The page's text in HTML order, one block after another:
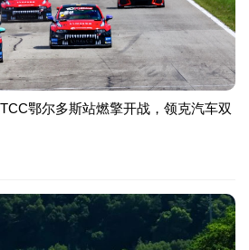
鄂尔多斯站燃擎开战，领克汽车双